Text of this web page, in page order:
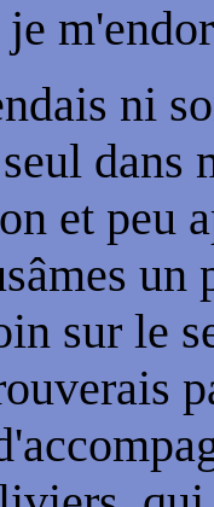
ni
et peu
sur le